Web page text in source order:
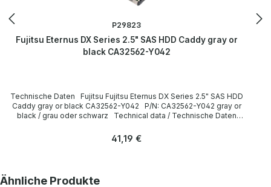
P29823
Fujitsu Eternus DX Series 2.5" SAS HDD Caddy gray or
black CA32562-Y042
Technische Daten Fujitsu Fujitsu Eternus DX Series 2.5" SAS HDD
Caddy gray or black CA32562-Y042 P/N: CA32562-Y042 gray or
black / grau oder schwarz Technical data / Technische Daten
LieferumfangDelivery Contents / Lieferumfang 1 x Fujitsu Eternus
of the manufacturer. Weitere Informationen und Details finden Sie
Regulärer Preis:
41,19 €
Produktgalerie überspringen
Ähnliche Produkte